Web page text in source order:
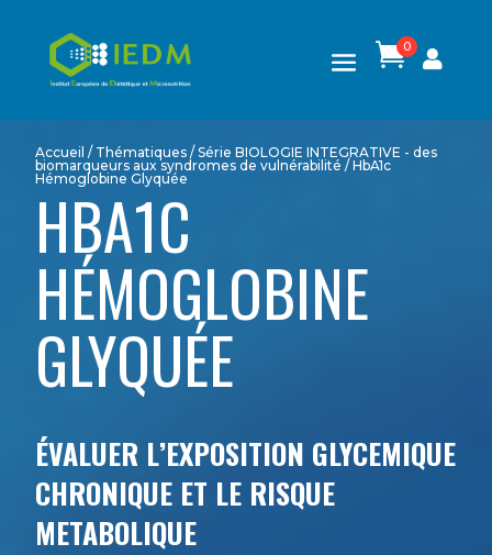
0

Accueil / Thématiques / Série BIOLOGIE INTEGRATIVE - des
biomarqueurs aux syndromes de vulnérabilité / HbA1c
Hémoglobine Glyquée
HBA1C
HÉMOGLOBINE
GLYQUÉE
ÉVALUER L’EXPOSITION GLYCEMIQUE
CHRONIQUE ET LE RISQUE
METABOLIQUE